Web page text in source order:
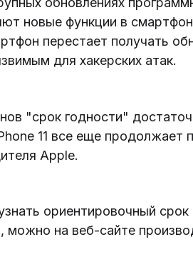
новые функции в
перестает получать
для хакерских атак.
"срок годности"
11 все еще продолжает
Apple.
ориентировочный срок
на веб-сайте